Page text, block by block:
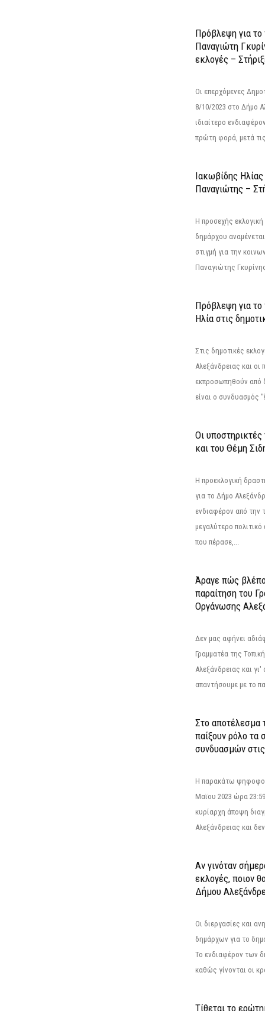
Πρόβλεψη για
Παναγιώτη
εκλογές –
Οι επερχόμενες
8/10/2023 στο Δήμο
ιδιαίτερο
πρώτη φορά, μετά τις
Ιακωβίδης
Παναγιώτης –
Η προσεχής
δημάρχου
στιγμή για την
Παναγιώτης
Πρόβλεψη για
Ηλία στις
Στις δημοτικές
Αλεξάνδρειας και οι
εκπροσωπηθούν από
είναι ο συνδυασμός
Οι
και του Θέμη
Η προεκλογική
για το Δήμο
ενδιαφέρον από την
μεγαλύτερο
που πέρασε,...
Άραγε πώς
παραίτηση του
Οργάνωσης
Δεν μας αφήνει
Γραμματέα της
Αλεξάνδρειας και γι'
απαντήσουμε με το
Στο αποτέλεσμα
παίξουν ρόλο τα
συνδυασμών
Η παρακάτω
Μαϊου 2023 ώρα
κυρίαρχη άποψη
Αλεξάνδρειας και
Αν γινόταν
εκλογές, ποιον
Δήμου
Οι διεργασίες και
δημάρχων για το
Το ενδιαφέρον των
καθώς γίνονται οι
Τίθεται το